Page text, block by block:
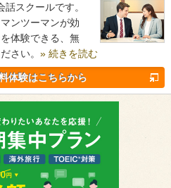
スクールです。
ンツーマンが効
体験できる、無
さい。 » 続きを読む
体験はこちらから